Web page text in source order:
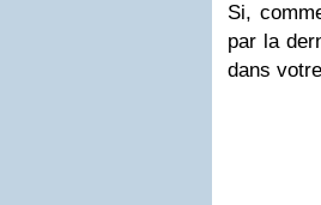
Si,
par la
dans